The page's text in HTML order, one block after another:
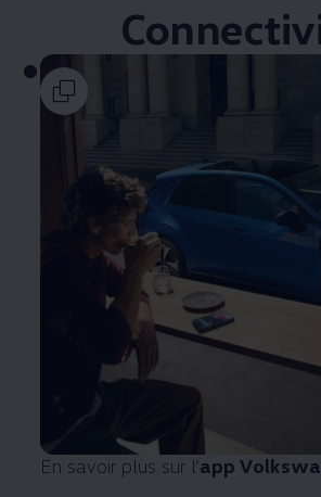
En savoir plus sur l’app